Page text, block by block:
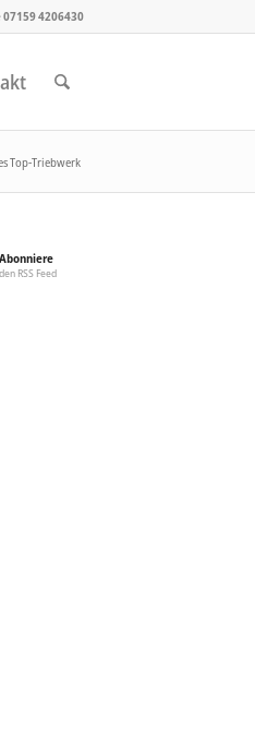
4206430
Top-Triebwerk
Abonniere
den RSS Feed